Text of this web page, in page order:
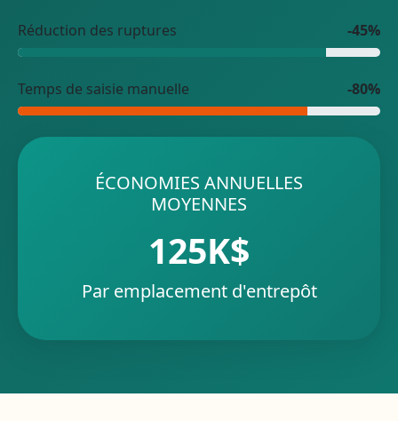
Réduction des ruptures -45%
Temps de saisie manuelle -80%
ÉCONOMIES ANNUELLES
MOYENNES
125K$
Par emplacement d'entrepôt